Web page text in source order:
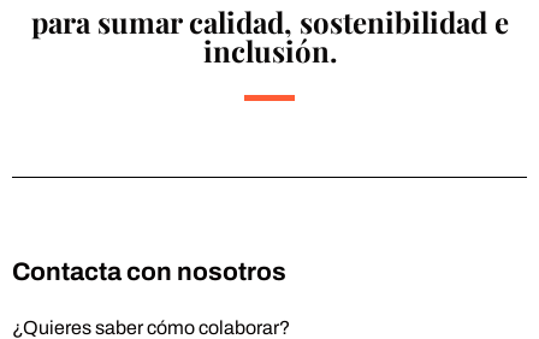
para sumar calidad, sostenibilidad e
inclusión.
Contacta con nosotros
¿Quieres saber cómo colaborar?